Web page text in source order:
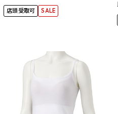
店頭受取可 SALE